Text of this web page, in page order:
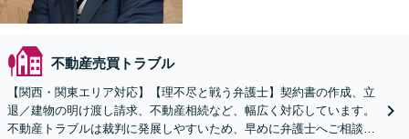
不動産売買トラブル
【関西・関東エリア対応】【理不尽と戦う弁護士】契約書の作成、立
退／建物の明け渡し請求、不動産相続など、幅広く対応しています。
不動産トラブルは裁判に発展しやすいため、早めに弁護士へご相談く